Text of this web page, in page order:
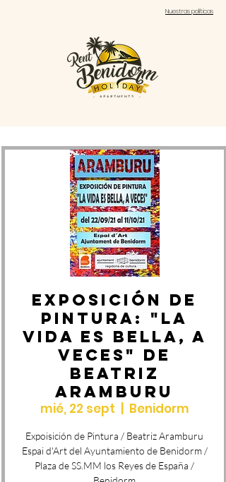
Nuestras políticas
EXPOSICIÓN DE
PINTURA: "LA
VIDA ES BELLA, A
VECES" de
Beatriz
Aramburu
mié, 22 sept Benidorm
Expoisición de Pintura / Beatriz Aramburu
Espai d'Art del Ayuntamiento de Benidorm /
Plaza de SS.MM los Reyes de España /